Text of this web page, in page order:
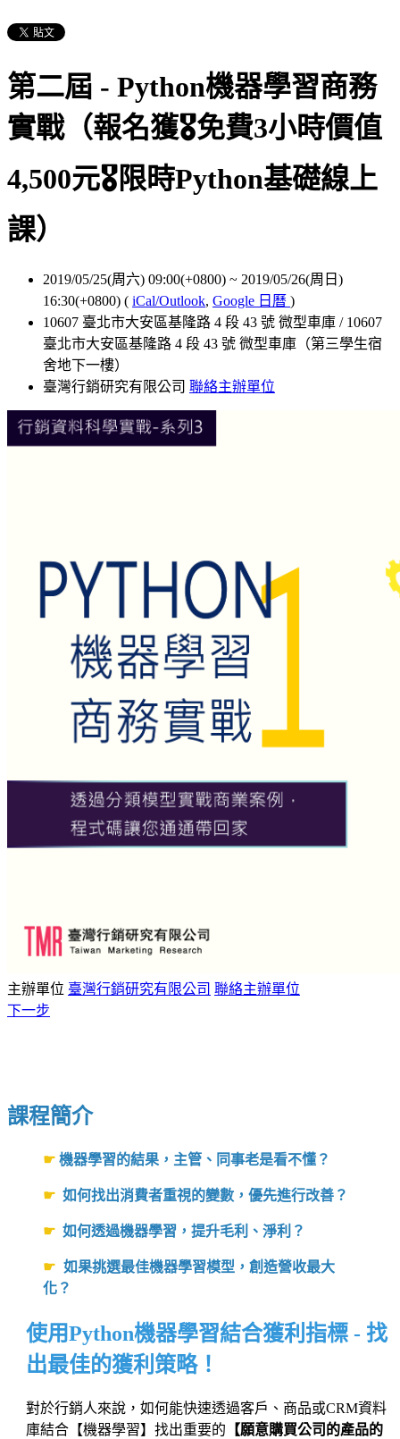
第二屆 - Python機器學習商務
實戰（報名獲🎖️免費3小時價值
4,500元🎖️限時Python基礎線上
課）
2019/05/25(周六) 09:00(+0800) ~ 2019/05/26(周日)
16:30(+0800) ( iCal/Outlook, Google 日曆 )
10607 臺北市大安區基隆路 4 段 43 號 微型車庫 / 10607
臺北市大安區基隆路 4 段 43 號 微型車庫（第三學生宿
舍地下一樓）
臺灣行銷研究有限公司 聯絡主辦單位
主辦單位 臺灣行銷研究有限公司 聯絡主辦單位
下一步
課程簡介
☛ 機器學習的結果，主管、同事老是看不懂？
☛ 如何找出消費者重視的變數，優先進行改善？
☛ 如何透過機器學習，提升毛利、淨利？
☛ 如果挑選最佳機器學習模型，創造營收最大
化？
使用Python機器學習結合獲利指標 - 找
出最佳的獲利策略！
對於行銷人來說，如何能快速透過客戶、商品或CRM資料
庫結合【機器學習】找出重要的 【願意購買公司的產品的